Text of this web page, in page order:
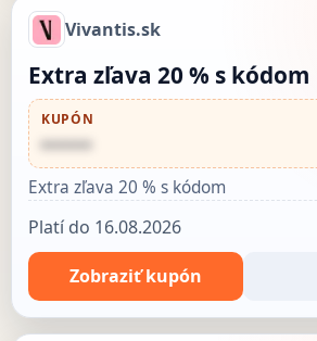
Vivantis.sk
Extra zľava 20 % s kódom
KUPÓN
••••••
Extra zľava 20 % s kódom
Platí do 16.08.2026
Zobraziť kupón